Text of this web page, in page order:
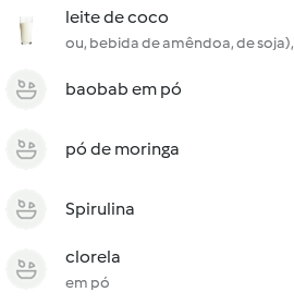
leite de coco
ou, bebida de amêndoa, de
baobab em pó
pó de moringa
Spirulina
clorela
em pó